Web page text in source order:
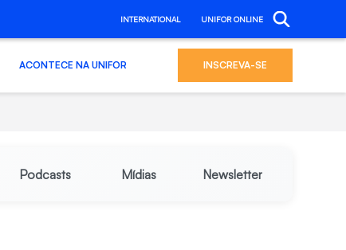
INTERNATIONAL UNIFOR ONLINE
ACONTECE NA UNIFOR INSCREVA-SE
Podcasts Mídias Newsletter